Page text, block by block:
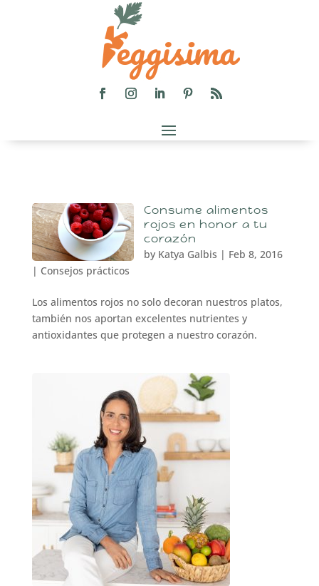
Consume alimentos
rojos en honor a tu
corazón
by Katya Galbis | Feb 8, 2016
| Consejos prácticos
Los alimentos rojos no solo decoran nuestros platos,
también nos aportan excelentes nutrientes y
antioxidantes que protegen a nuestro corazón.